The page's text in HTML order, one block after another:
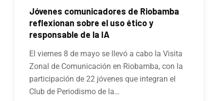
Jóvenes comunicadores de Riobamba
reflexionan sobre el uso ético y
responsable de la IA
El viernes 8 de mayo se llevó a cabo la Visita
Zonal de Comunicación en Riobamba, con la
participación de 22 jóvenes que integran el
Club de Periodismo de la…